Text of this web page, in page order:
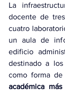
La
docente de
cuatro
un aula de
edificio
destinado a los
como forma de
académica